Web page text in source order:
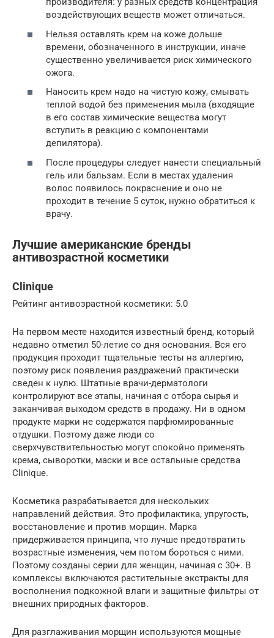
воздействующих веществ может отличаться.
Нельзя оставлять крем на коже дольше
времени, обозначенного в инструкции, иначе
существенно увеличивается риск химического
ожога.
Наносить крем надо на чистую кожу, смывать
теплой водой без применения мыла (входящие
в его состав химические вещества могут
вступить в реакцию с компонентами
депилятора).
После процедуры следует нанести специальный
гель или бальзам. Если в местах удаления
волос появилось покраснение и оно не
проходит в течение 5 суток, нужно обратиться к
врачу.
Лучшие американские бренды
антивозрастной косметики
Clinique
Рейтинг антивозрастной косметики: 5.0
На первом месте находится известный бренд, который
недавно отметил 50-летие со дня основания. Вся его
продукция проходит тщательные тесты на аллергию,
поэтому риск появления раздражений практически
сведен к нулю. Штатные врачи-дерматологи
контролируют все этапы, начиная с отбора сырья и
заканчивая выходом средств в продажу. Ни в одном
продукте марки не содержатся парфюмированные
отдушки. Поэтому даже люди со
сверхчувствительностью могут спокойно применять
крема, сыворотки, маски и все остальные средства
Clinique.
Косметика разрабатывается для нескольких
направлений действия. Это профилактика, упругость,
восстановление и против морщин. Марка
придерживается принципа, что лучше предотвратить
возрастные изменения, чем потом бороться с ними.
Поэтому созданы серии для женщин, начиная с 30+. В
комплексы включаются растительные экстракты для
восполнения подкожной влаги и защитные фильтры от
внешних природных факторов.
Для разглаживания морщин используются мощные